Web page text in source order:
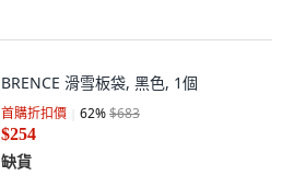
BRENCE 滑雪板袋, 黑色, 1個
首購折扣價 62%$683
$254
缺貨